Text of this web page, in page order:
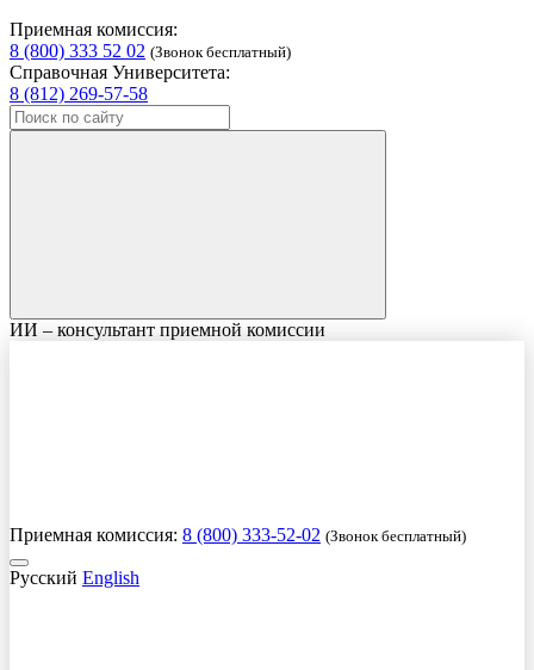
Приемная комиссия:
8 (800) 333 52 02 (Звонок бесплатный)
Справочная Университета:
8 (812) 269-57-58
ИИ – консультант приемной комиссии
Приемная комиссия: 8 (800) 333-52-02 (Звонок бесплатный)
Русский English